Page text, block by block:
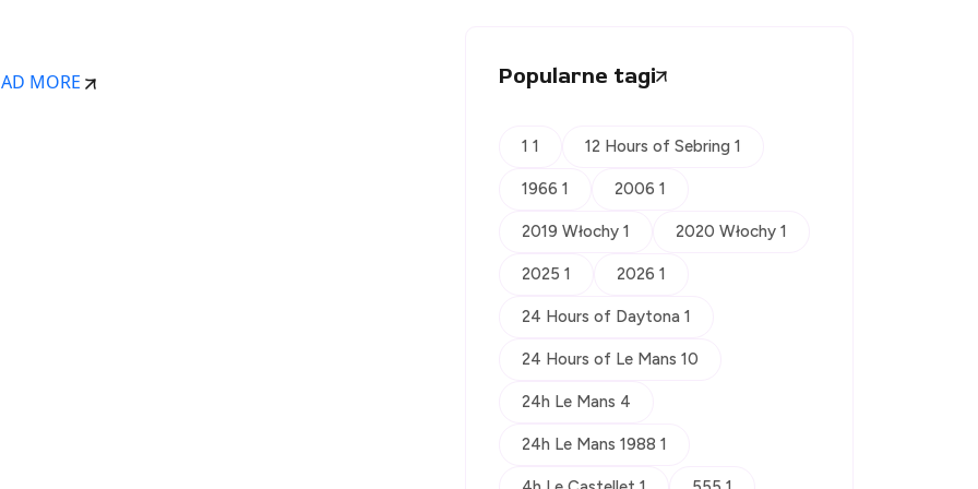
MORE Popularne tagi
1 1 12 Hours of Sebring 1
1966 1 2006 1
2019 Włochy 1 2020 Włochy 1
2025 1 2026 1
24 Hours of Daytona 1
24 Hours of Le Mans 10
24h Le Mans 4
24h Le Mans 1988 1